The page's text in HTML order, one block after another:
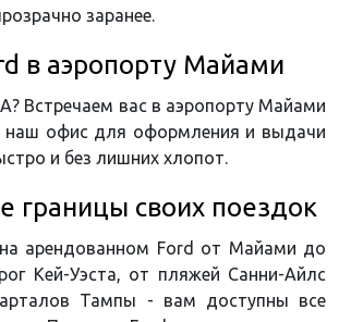
заранее.
в аэропорту Майами
Встречаем вас в аэропорту Майами
наш офис для оформления и выдачи
и без лишних хлопот.
границы своих поездок
на арендованном Ford от Майами до
Кей-Уэста, от пляжей Санни-Айлс
Тампы - вам доступны все